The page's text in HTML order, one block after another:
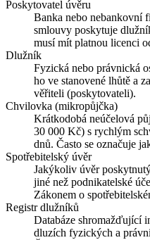
Poskytovatel úvěru
Banka nebo nebankovní
smlouvy poskytuje
musí mít platnou licenci
Dlužník
Fyzická nebo právnická
ho ve stanovené lhůtě a
věřiteli (poskytovateli).
Chvilovka (mikropůjčka)
Krátkodobá neúčelová
30 000 Kč) s rychlým
dnů. Často se označuje
Spotřebitelský úvěr
Jakýkoliv úvěr
jiné než podnikatelské
Zákonem o
Registr dlužníků
Databáze shromažďující
dluzích fyzických a